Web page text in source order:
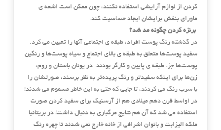
کردن از لوازم آرایشی استفاده نکنند، چون ممکن است اشعه ی
ماورای بنفش برایشان ایجاد حساسیت کند.
برنزه کردن چگونه مد شد؟
در گذشته رنگ پوست افراد، طبقه ی اجتماعی آنها را تعیین می ‌کرد.
سفید پوست‌ها متعلق به طبقه ی بالای اجتماع و سیاه‌ پوست‌ها و رنگین‌
پوست‌ها جزء طبقه ی پایین و کارگر بودند. در یونان باستان و روم،
زن‌ها برای اینکه سفیدتر و رنگ پریده‌تر به نظر برسند، صورتشان را
با سرب رنگ می ‌کردند، تا جایی که حتی به این خاطر مسموم می ‌شدند!
در اواسط قرن دهم میلادی هم از آرسنیک برای سفید کردن صورت
استفاده می ‌شد که آن هم نتایج مرگباری به دنبال داشت! در بریتانیا
ملکه الیزابت و بانوان اشرافی از خانه خارج نمی‌ شدند تا چهره رنگ